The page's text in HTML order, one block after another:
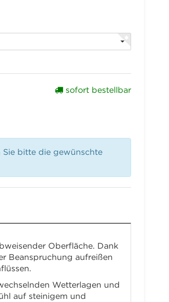
sofort bestellbar
Sie bitte die gewünschte
Oberfläche. Dank
Beanspruchung aufreißen
Wetterlagen und
auf steinigem und